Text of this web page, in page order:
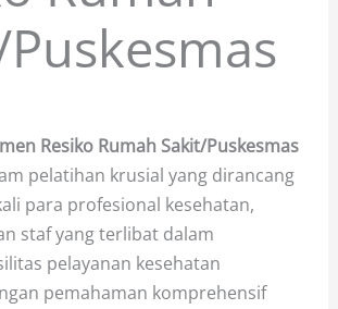
Resiko Rumah Sakit/Puskesmas
pelatihan krusial yang dirancang
para profesional kesehatan,
staf yang terlibat dalam
pelayanan kesehatan
pemahaman komprehensif